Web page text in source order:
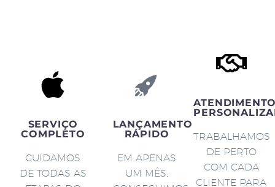
SERVIÇO
COMPLETO
CUIDAMOS
DE TODAS AS
LANÇAMENTO
RÁPIDO
EM APENAS
UM MÊS,
TRABALHAMOS
DE PERTO
COM CADA
CLIENTE PARA